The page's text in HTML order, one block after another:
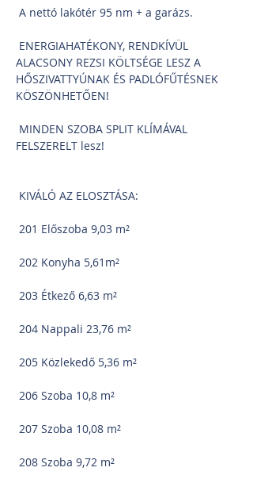
A nettó lakótér 95 nm + a garázs.
ALACSONY REZSI KÖLTSÉGE LESZ A
HŐSZIVATTYÚNAK ÉS PADLÓFŰTÉSNEK
KÖSZÖNHETŐEN!
FELSZERELT lesz!
KIVÁLÓ AZ ELOSZTÁSA:
201 Előszoba 9,03 m²
202 Konyha 5,61m²
203 Étkező 6,63 m²
204 Nappali 23,76 m²
205 Közlekedő 5,36 m²
206 Szoba 10,8 m²
207 Szoba 10,08 m²
208 Szoba 9,72 m²